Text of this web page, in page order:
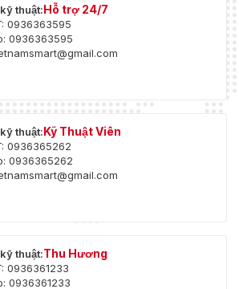
thuật:Hỗ trợ 24/7
0936363595
0936363595
thuật:Kỹ Thuật Viên
0936365262
0936365262
thuật:Thu Hương
0936361233
0936361233